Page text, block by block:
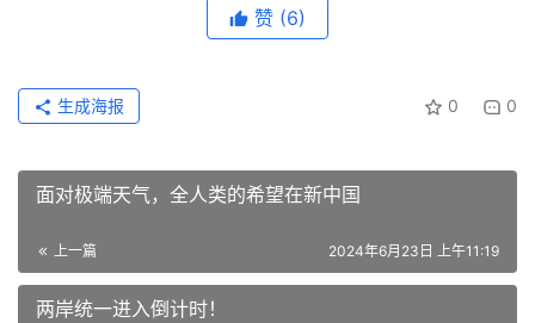
赞 (6)
0 0
生成海报
面对极端天气，全人类的希望在新中国
上一篇 2024年6月23日 上午11:19
两岸统一进入倒计时！